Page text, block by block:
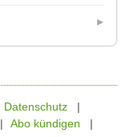
Datenschutz
Abo kündigen